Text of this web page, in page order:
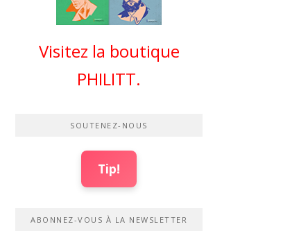
Visitez la boutique
PHILITT.
SOUTENEZ-NOUS
Tip!
ABONNEZ-VOUS À LA NEWSLETTER